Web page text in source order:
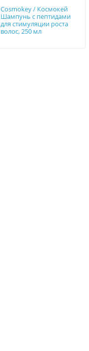
Cosmokey / Космокей
Шампунь с пептидами
для стимуляции роста
волос, 250 мл